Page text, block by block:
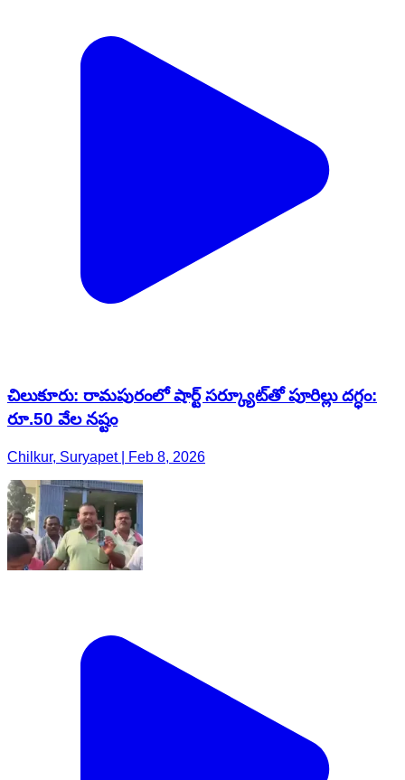
చిలుకూరు: రామపురంలో షార్ట్ సర్క్యూట్‌తో పూరిల్లు దగ్ధం:
రూ.50 వేల నష్టం
Chilkur, Suryapet | Feb 8, 2026